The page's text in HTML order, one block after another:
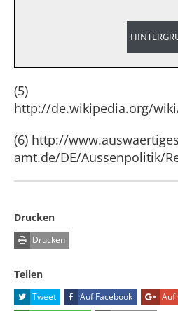
(5)
http://de.wikipedia.org/
(6) http://
amt.de/DE/Aussenpolitik/
Drucken
Drucken
Teilen
Tweet Auf Facebook Auf